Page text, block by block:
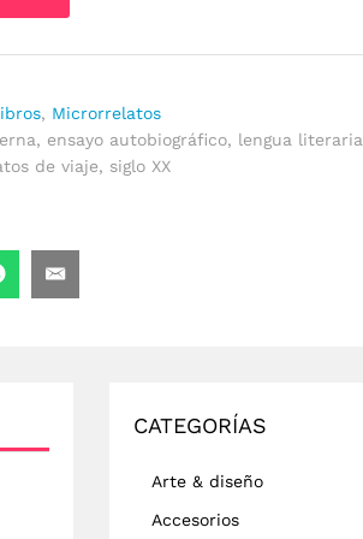
, Microrrelatos
, ensayo autobiográfico, lengua literaria
de viaje, siglo XX
CATEGORÍAS
Arte & diseño
Accesorios